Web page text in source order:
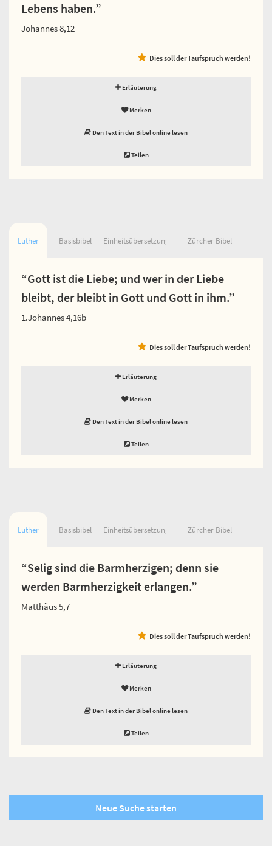
Lebens haben.”
Johannes 8,12
Dies soll der Taufspruch werden!
Erläuterung
Merken
Den Text in der Bibel online lesen
Teilen
Luther Basisbibel Einheitsübersetzung Zürcher Bibel
“Gott ist die Liebe; und wer in der Liebe
bleibt, der bleibt in Gott und Gott in ihm.”
1.Johannes 4,16b
Dies soll der Taufspruch werden!
Erläuterung
Merken
Den Text in der Bibel online lesen
Teilen
Luther Basisbibel Einheitsübersetzung Zürcher Bibel
“Selig sind die Barmherzigen; denn sie
werden Barmherzigkeit erlangen.”
Matthäus 5,7
Dies soll der Taufspruch werden!
Erläuterung
Merken
Den Text in der Bibel online lesen
Teilen
Neue Suche starten